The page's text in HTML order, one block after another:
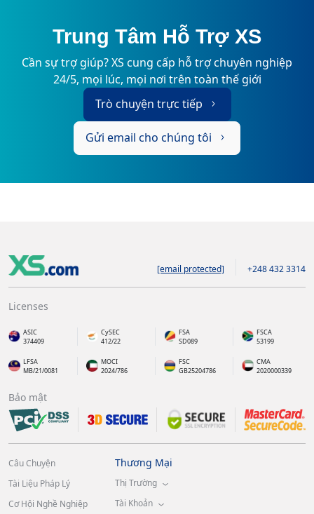
Trung Tâm Hỗ Trợ XS
Cần sự trợ giúp? XS cung cấp hỗ trợ chuyên nghiệp
24/5, mọi lúc, mọi nơi trên toàn thế giới
Trò chuyện trực tiếp
Gửi email cho chúng tôi
[email protected] +248 432 3314
Licenses
ASIC
374409
CySEC
412/22
FSA
SD089
FSCA
53199
LFSA
MB/21/0081
MOCI
2024/786
FSC
GB25204786
CMA
2020000339
Bảo mật
Câu Chuyện
Tài Liệu Pháp Lý
Cơ Hội Nghề Nghiệp
Thương Mại
Thị Trường
Tài Khoản